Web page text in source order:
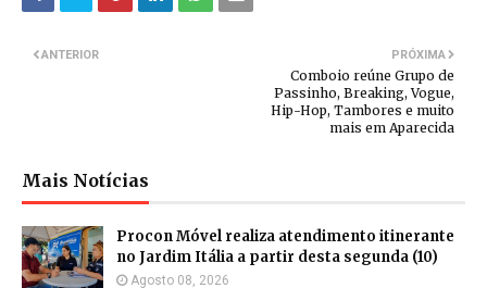
PRÓXIMA
Comboio reúne Grupo de
Passinho, Breaking, Vogue,
Hip-Hop, Tambores e muito
mais em Aparecida
ANTERIOR
Mais Notícias
Procon Móvel realiza atendimento itinerante
no Jardim Itália a partir desta segunda (10)
Agosto 08, 2026